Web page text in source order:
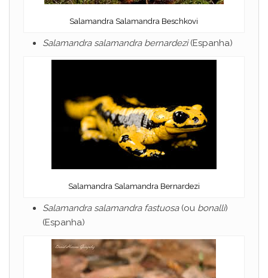
Salamandra Salamandra Beschkovi
Salamandra salamandra bernardezi(Espanha)
Salamandra Salamandra Bernardezi
Salamandra salamandra fastuosa(ou bonalli)
(Espanha)